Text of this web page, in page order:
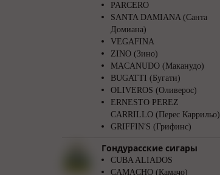
PARCERO
SANTA DAMIANA (Санта
Домиана)
VEGAFINA
ZINO (Зино)
MACANUDO (Маканудо)
BUGATTI (Бугати)
OLIVEROS (Оливерос)
ERNESTO PEREZ
CARRILLO (Перес Каррильо)
GRIFFIN′S (Грифинс)
Гондурасские сигары
CUBA ALIADOS
CAMACHO (Камачо)